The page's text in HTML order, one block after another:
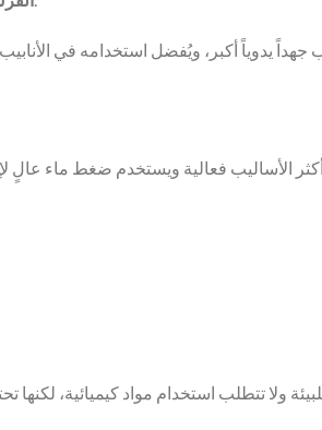
جهداً يدوياً أكبر، ويُفضل استخدامه في
ولا تتطلب استخدام مواد كيميائية،